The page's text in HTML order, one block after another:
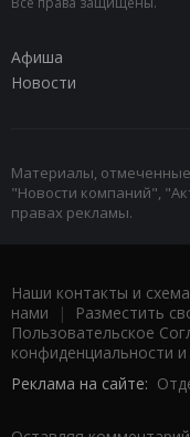
Афиша
Новости
Материалы,
"Новости компаний",
правах рекламы.
Наши контакты и
нами | Разместить
Пользовательское
конфиденциальности
Реклама на сайте: